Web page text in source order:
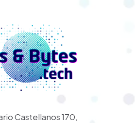
Castellanos 170,